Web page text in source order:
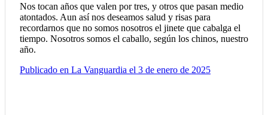
Nos tocan años que valen por tres, y otros que pasan medio
atontados. Aun así nos deseamos salud y risas para
recordarnos que no somos nosotros el jinete que cabalga el
tiempo. Nosotros somos el caballo, según los chinos, nuestro
año.
Publicado en La Vanguardia el 3 de enero de 2025